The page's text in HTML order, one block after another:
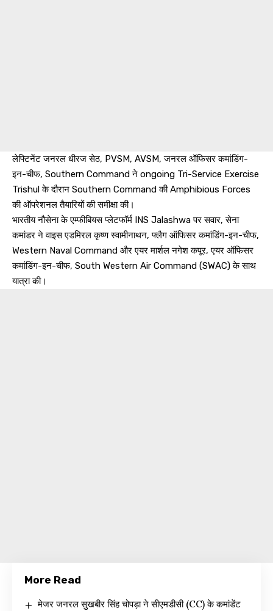
लेफ्टिनेंट जनरल धीरज सेठ, PVSM, AVSM, जनरल ऑफिसर कमांडिंग-
इन-चीफ, Southern Command ने ongoing Tri-Service Exercise
Trishul के दौरान Southern Command की Amphibious Forces
की ऑपरेशनल तैयारियों की समीक्षा की।
भारतीय नौसेना के एम्फीबियस प्लेटफॉर्म INS Jalashwa पर सवार, सेना
कमांडर ने वाइस एडमिरल कृष्ण स्वामीनाथन, फ्लैग ऑफिसर कमांडिंग-इन-चीफ,
Western Naval Command और एयर मार्शल नगेश कपूर, एयर ऑफिसर
कमांडिंग-इन-चीफ, South Western Air Command (SWAC) के साथ
यात्रा की।
More Read
मेजर जनरल सुखबीर सिंह चोपड़ा ने सीएमडीसी (CC) के कमांडेंट